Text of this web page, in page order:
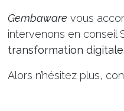
Gembaware vous
intervenons en conseil
transformation digitale.
Alors n’hésitez plus,